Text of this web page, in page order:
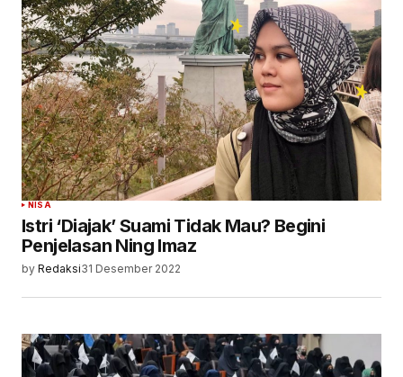
NISA
Istri ‘Diajak’ Suami Tidak Mau? Begini
Penjelasan Ning Imaz
by Redaksi31 Desember 2022